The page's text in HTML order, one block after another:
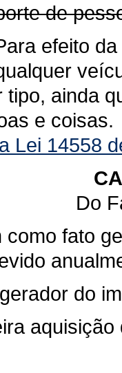
de
efeito
ainda
e coisas.
Lei 14558
Do
como fato
do